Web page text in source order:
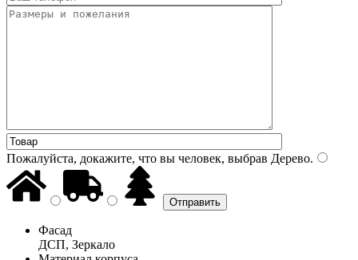
Пожалуйста, докажите, что вы человек, выбрав Дерево.
Фасад
ДСП, Зеркало